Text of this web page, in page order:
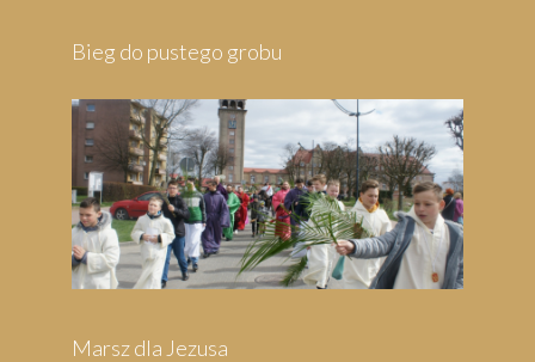
Pielgrzymka do Wejherowa
Pielgrzymka do Swarzewa